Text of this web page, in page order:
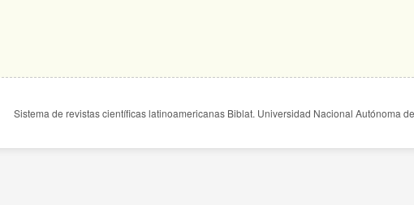
Sistema de revistas científicas latinoamericanas Biblat. Universidad Nacional Autónoma